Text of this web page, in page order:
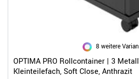
8 weitere
OPTIMA PRO Rollcontainer | 3
Kleinteilefach, Soft Close, Anthrazit